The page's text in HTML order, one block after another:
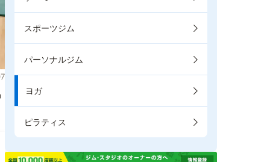
スポーツジム
パーソナルジム
ヨガ
ピラティス